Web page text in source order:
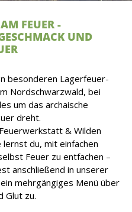
FEUER -
UND
besonderen Lagerfeuer-
Nordschwarzwald, bei
um das archaische
dreht.
& Wilden
lernst du, mit einfachen
Feuer zu entfachen –
anschließend in unserer
mehrgängiges Menü über
Glut zu.